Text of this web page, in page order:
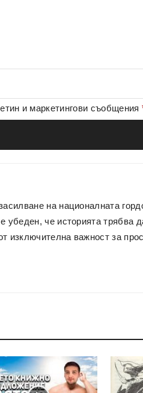
и маркетингови съобщения
на националната
убеден, че историята трябва
изключителна важност за